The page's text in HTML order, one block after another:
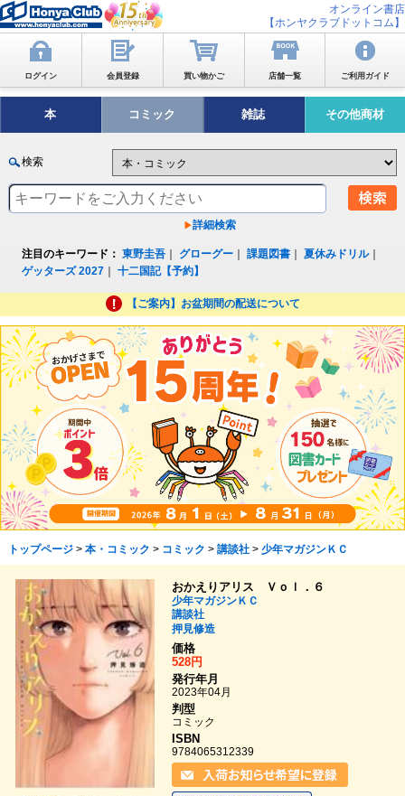
オンライン書店
【ホンヤクラブドットコム】
ログイン 会員登録 買い物かご 店舗一覧 ご利用ガイド
本 コミック 雑誌 その他商材
検索
詳細検索
注目のキーワード： 東野圭吾 グローグー ｜課題図書 ｜夏休みドリル｜
ゲッターズ 2027 ｜十二国記【予約】
【ご案内】お盆期間の配送について
トップページ> 本・コミック > コミック > 講談社> 少年マガジンＫＣ
おかえりアリス Ｖｏｌ．６
少年マガジンＫＣ
講談社
押見修造
価格
528円
発行年月
2023年04月
判型
コミック
ISBN
9784065312339